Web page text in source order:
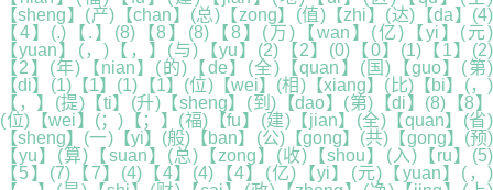
【sheng】(产)【chan】(总)【zong】(值)【zhi】(达)【da】(4)
【4】(.)【.】(8)【8】(8)【8】(万)【wan】(亿)【yi】(元)
【yuan】(，)【，】(与)【yu】(2)【2】(0)【0】(1)【1】(2)
【2】(年)【nian】(的)【de】(全)【quan】(国)【guo】(第)
【di】(1)【1】(1)【1】(位)【wei】(相)【xiang】(比)【bi】(，)
【，】(提)【ti】(升)【sheng】(到)【dao】(第)【di】(8)【8】
(位)【wei】(；)【；】(福)【fu】(建)【jian】(全)【quan】(省)
【sheng】(一)【yi】(般)【ban】(公)【gong】(共)【gong】(预)
【yu】(算)【suan】(总)【zong】(收)【shou】(入)【ru】(5)
【5】(7)【7】(4)【4】(4)【4】(亿)【yi】(元)【yuan】(，)